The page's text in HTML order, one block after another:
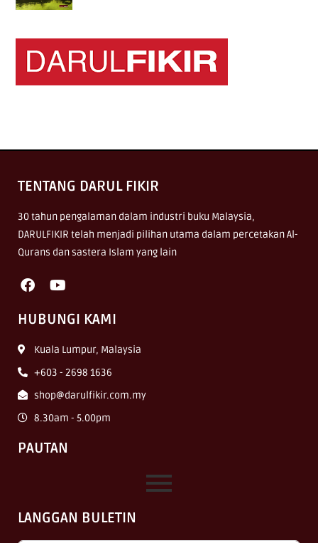
TENTANG DARUL FIKIR
30 tahun pengalaman dalam industri buku Malaysia,
DARULFIKIR telah menjadi pilihan utama dalam percetakan Al-
Qurans dan sastera Islam yang lain
HUBUNGI KAMI
Kuala Lumpur, Malaysia
+603 - 2698 1636
shop@darulfikir.com.my
8.30am - 5.00pm
PAUTAN
LANGGAN BULETIN